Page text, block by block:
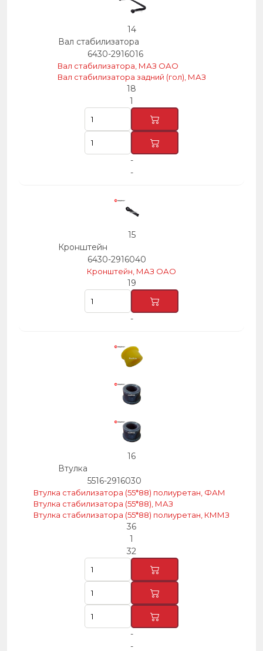
14
Вал стабилизатора
6430-2916016
Вал стабилизатора, МАЗ ОАО
Вал стабилизатора задний (гол), МАЗ
18
1
-
-
15
Кронштейн
6430-2916040
Кронштейн, МАЗ ОАО
19
-
16
Втулка
5516-2916030
Втулка стабилизатора (55*88) полиуретан, ФАМ
Втулка стабилизатора (55*88), МАЗ
Втулка стабилизатора (55*88) полиуретан, КММЗ
36
1
32
-
-